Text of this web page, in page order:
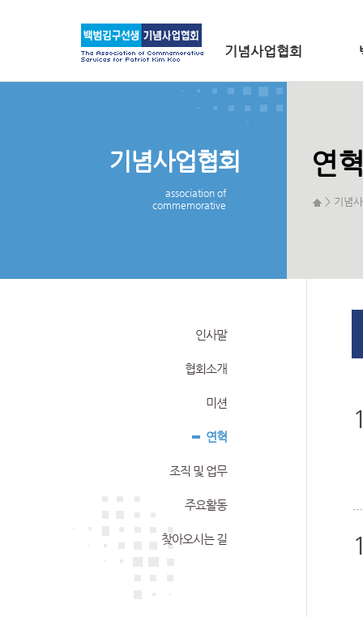
기념사업협회
기념사업협회
association of
commemorative
연
> 기념
인사말
협회소개
미션
연혁
조직 및 업무
주요활동
찾아오시는 길